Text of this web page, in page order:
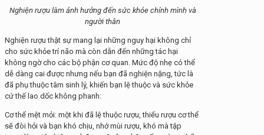
Nghiện rượu làm ảnh hưởng đến sức khỏe chính mình và
người thân
Nghiện rượu thật sự mang lại những nguy hại không chỉ
cho sức khỏe trí não mà còn dẫn đến những tác hại
không ngờ cho các bộ phận cơ quan. Mức độ nhẹ có thể
dễ dàng cai được nhưng nếu bạn đã nghiện nặng, tức là
đã phụ thuộc tâm sinh lý, khiến bạn lệ thuộc và sức khỏe
cứ thế lao dốc không phanh:
Cơ thể mệt mỏi: một khi đã lệ thuộc rượu, thiếu rượu cơ thể
sẽ đòi hỏi và bạn khó chịu, nhớ mùi rượu, khó mà tập